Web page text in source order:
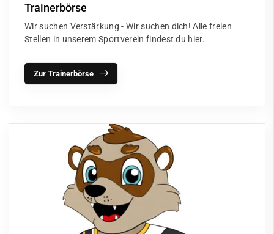
Trainerbörse
Wir suchen Verstärkung - Wir suchen dich! Alle freien
Stellen in unserem Sportverein findest du hier.
Zur Trainerbörse